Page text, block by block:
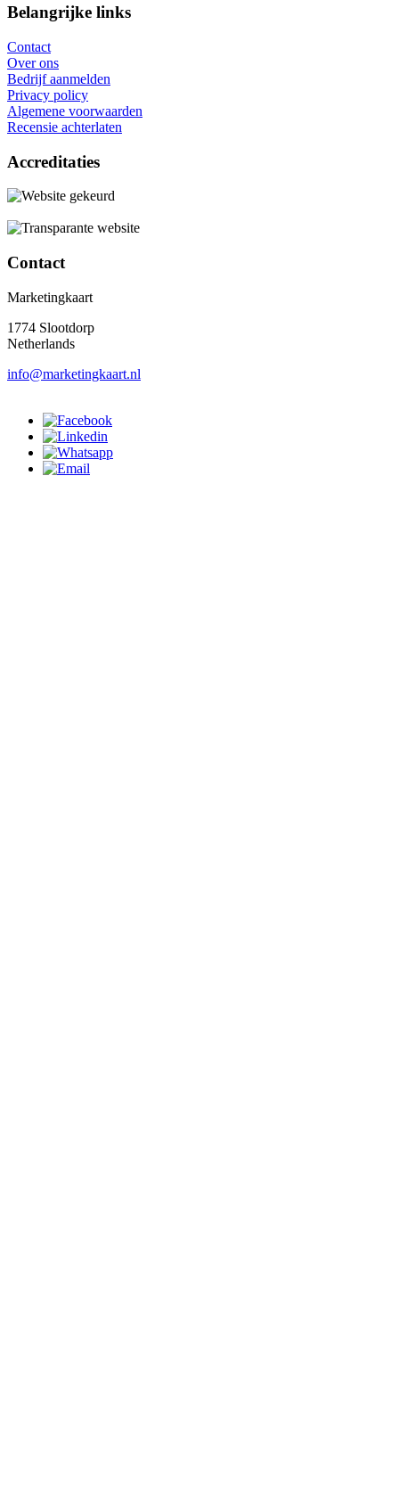
Belangrijke links
Contact
Over ons
Bedrijf aanmelden
Privacy policy
Algemene voorwaarden
Recensie achterlaten
Accreditaties
Contact
Marketingkaart
1774 Slootdorp
Netherlands
info@marketingkaart.nl